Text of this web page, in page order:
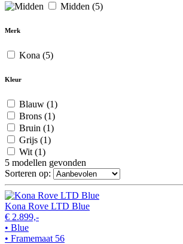
Midden (5)
Merk
Kona (5)
Kleur
Blauw (1)
Brons (1)
Bruin (1)
Grijs (1)
Wit (1)
5 modellen gevonden
Sorteren op:
Kona Rove LTD Blue
€ 2.899,-
• Blue
• Framemaat 56